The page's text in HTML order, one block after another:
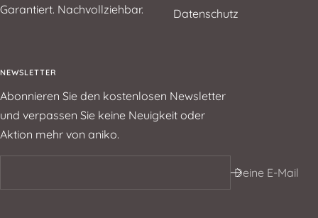
Garantiert. Nachvollziehbar.
Datenschutz
NEWSLETTER
Abonnieren Sie den kostenlosen Newsletter
und verpassen Sie keine Neuigkeit oder
Aktion mehr von aniko.
Deine E-Mail